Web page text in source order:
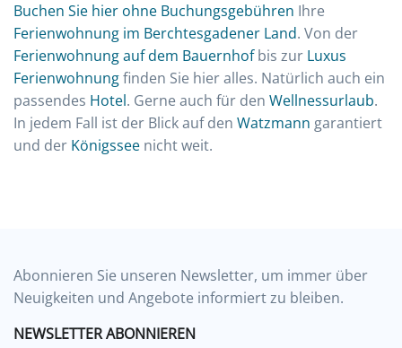
Buchen Sie hier ohne Buchungsgebühren Ihre
Ferienwohnung im Berchtesgadener Land. Von der
Ferienwohnung auf dem Bauernhofbis zur Luxus
Ferienwohnungfinden Sie hier alles. Natürlich auch ein
passendes Hotel. Gerne auch für den Wellnessurlaub.
In jedem Fall ist der Blick auf den Watzmann garantiert
und der Königssee nicht weit.
Abonnieren Sie unseren Newsletter, um immer über
Neuigkeiten und Angebote informiert zu bleiben.
NEWSLETTER ABONNIEREN